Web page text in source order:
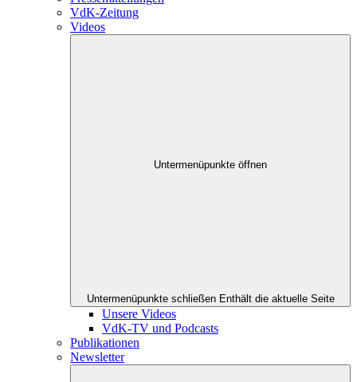
VdK-Zeitung
Videos
Untermenüpunkte öffnen
Untermenüpunkte schließen Enthält die aktuelle Seite
Unsere Videos
VdK-TV und Podcasts
Publikationen
Newsletter